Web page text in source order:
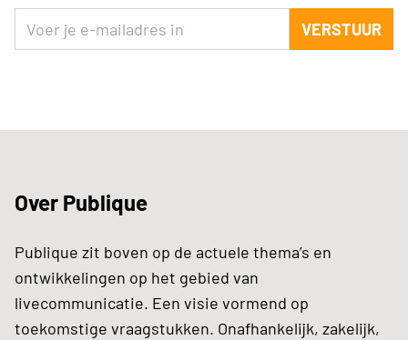
VERSTUUR
Over Publique
Publique zit boven op de actuele thema’s en
ontwikkelingen op het gebied van
livecommunicatie. Een visie vormend op
toekomstige vraagstukken. Onafhankelijk, zakelijk,